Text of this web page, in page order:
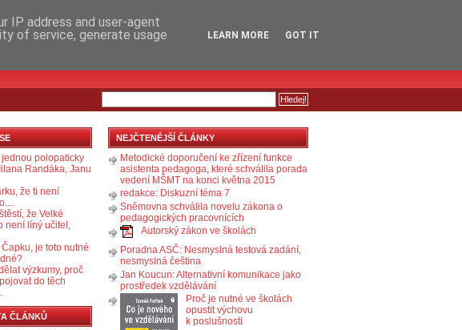
jednou polopaticky
Randáka, Janu
že ti není
že Velké
není líný učitel,
Čapku, je toto nutné
výzkumy, proč
do těch
ČLÁNKŮ
NEJČTENĚJŠÍ ČLÁNKY
Metodické doporučení ke zřízení funkce
asistenta pedagoga, které schválila porada
vedení MŠMT na konci května 2015
redakce: Diskuzní téma 7
Sněmovna schválila novelu zákona o
pedagogických pracovnících
Autorský zákon ve školách
Poradna ASČ: Nesmyslná testová zadání,
nesmyslná čeština
Jan Koucun: Alternativní komunikace jako
prostředek vzdělávání
Proč je nutné ve školách
opustit výchovu
k poslušnosti
IP address and user-agent
of service, generate usage
LEARN MORE GOT IT